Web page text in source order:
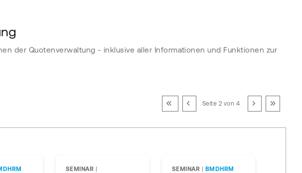
der Quotenverwaltung - inklusive aller Informationen und Funktionen zur
Seite 2 von 4
SEMINAR SEMINAR BMDHRM